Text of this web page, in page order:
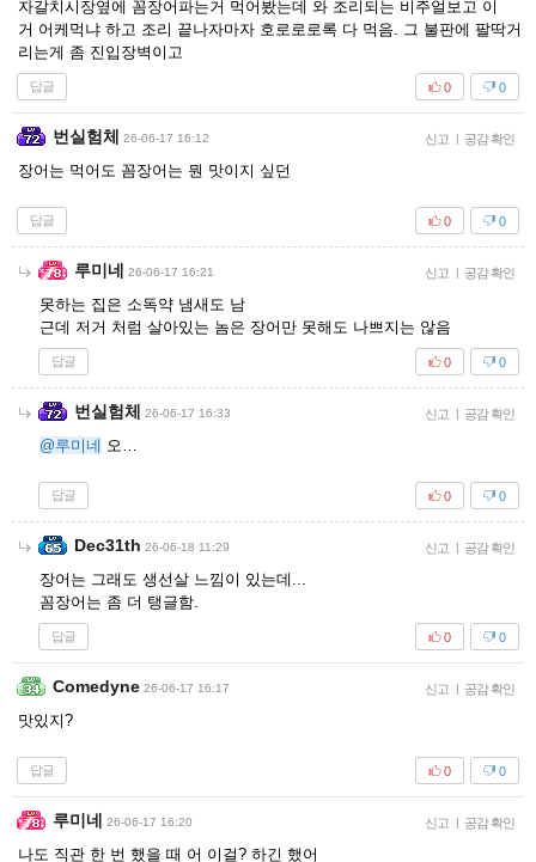
자갈치시장옆에 꼼장어파는거 먹어봤는데 와 조리되는 비주얼보고 이
거 어케먹냐 하고 조리 끝나자마자 호로로로록 다 먹음. 그 불판에 팔딱거
리는게 좀 진입장벽이고
답글 0
0
번실험체 26-06-17 16:12 신고 | 공감 확인
장어는 먹어도 꼼장어는 뭔 맛이지 싶던
답글 0
0
루미네 26-06-17 16:21 신고 | 공감 확인
못하는 집은 소독약 냄새도 남
근데 저거 처럼 살아있는 놈은 장어만 못해도 나쁘지는 않음
답글 0
0
번실험체 26-06-17 16:33 신고 | 공감 확인
@루미네 오…
답글 0
0
Dec31th 26-06-18 11:29 신고 | 공감 확인
장어는 그래도 생선살 느낌이 있는데...
꼼장어는 좀 더 탱글함.
답글 0
0
Comedyne 26-06-17 16:17 신고 | 공감 확인
맛있지?
답글 0
0
루미네 26-06-17 16:20 신고 | 공감 확인
나도 직관 한 번 했을 때 어 이걸? 하긴 했어